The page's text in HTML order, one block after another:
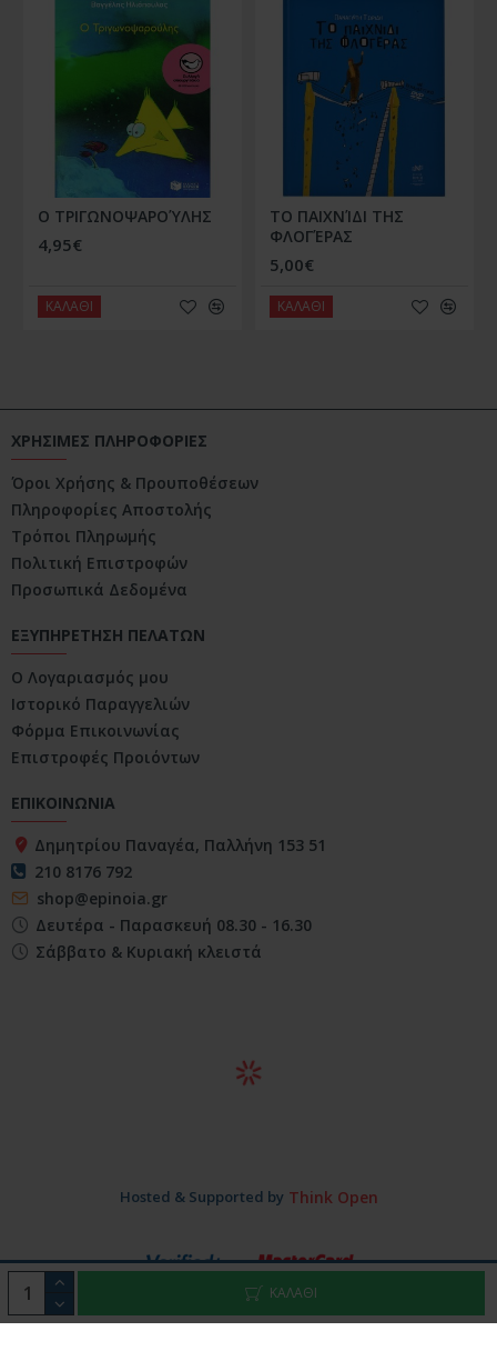
ΚΑΛΑΘΙ
Ο ΤΡΙΓΩΝΟΨΑΡΟΎΛΗΣ
4,95€
ΚΑΛΑΘΙ
ΤΟ ΠΑΙΧΝΊΔΙ ΤΗΣ
ΦΛΟΓΈΡΑΣ
5,00€
ΚΑΛΑΘΙ
ΧΡΗΣΙΜΕΣ ΠΛΗΡΟΦΟΡΙΕΣ
Όροι Χρήσης & Προυποθέσεων
Πληροφορίες Αποστολής
Τρόποι Πληρωμής
Πολιτική Επιστροφών
Προσωπικά Δεδομένα
ΕΞΥΠΗΡΕΤΗΣΗ ΠΕΛΑΤΩΝ
Ο Λογαριασμός μου
Ιστορικό Παραγγελιών
Φόρμα Επικοινωνίας
Επιστροφές Προιόντων
ΕΠΙΚΟΙΝΩΝΙΑ
Δημητρίου Παναγέα, Παλλήνη 153 51
210 8176 792
shop@epinoia.gr
Δευτέρα - Παρασκευή 08.30 - 16.30
Σάββατο & Κυριακή κλειστά
Hosted & Supported byThink Open